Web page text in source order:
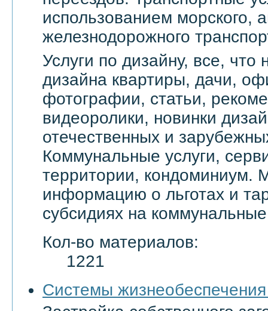
использованием морского,
железнодорожного
Услуги по дизайну, все, что
дизайна квартиры, дачи,
фотографии, статьи,
видеоролики, новинки
отечественных и
Коммунальные услуги,
территории, кондоминиум.
информацию о льготах и
субсидиях на коммунальные
Кол-во материалов:
1221
Системы